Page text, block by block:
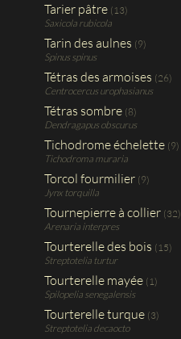
Tarier pâtre (13)
Saxicola rubicola
Tarin des aulnes (9)
Spinus spinus
Tétras des armoises (26)
Centrocercus urophasianus
Tétras sombre (8)
Dendragapus obscurus
Tichodrome échelette (9)
Tichodroma muraria
Torcol fourmilier (9)
Jynx torquilla
Tournepierre à collier (32)
Arenaria interpres
Tourterelle des bois (15)
Streptotelia turtur
Tourterelle mayée (1)
Spilopelia senegalensis
Tourterelle turque (3)
Streptotelia decaocto